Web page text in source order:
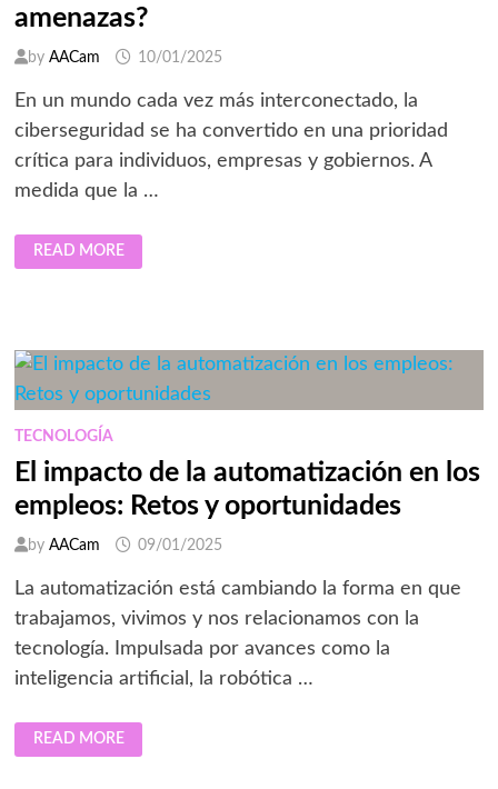
amenazas?
by AACam 10/01/2025
En un mundo cada vez más interconectado, la
ciberseguridad se ha convertido en una prioridad
crítica para individuos, empresas y gobiernos. A
medida que la …
CIBERSEGURIDAD
EN
LA
PARA
LAS
AMENAZAS?
READ MORE
TECNOLOGÍA
El impacto de la automatización en los
empleos: Retos y oportunidades
by AACam 09/01/2025
La automatización está cambiando la forma en que
trabajamos, vivimos y nos relacionamos con la
tecnología. Impulsada por avances como la
inteligencia artificial, la robótica …
EL
IMPACTO
DE
READ MORE